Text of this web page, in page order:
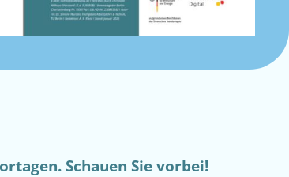
Schauen Sie vorbei!